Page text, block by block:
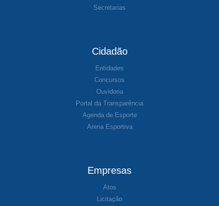
Secretarias
Cidadão
Entidades
Concursos
Ouvidoria
Portal da Transparência
Agenda de Esporte
Arena Esportiva
Empresas
Atos
Licitação